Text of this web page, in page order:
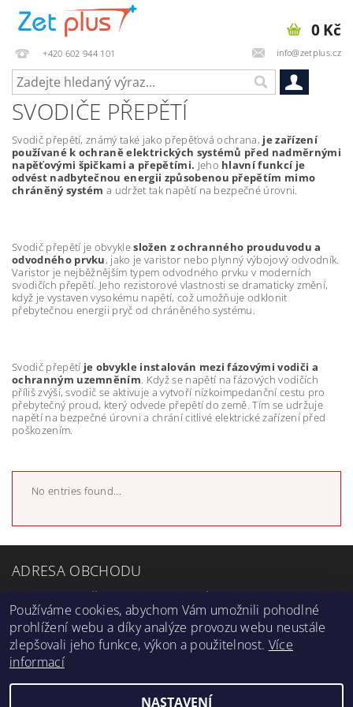
+420 602 944 101 info@zetplus.cz
0 Kč
SVODIČE PŘEPĚTÍ
Svodič přepětí, známý také jako přepěťová ochrana, je zařízení
používané k ochraně elektrických systémů před nadměrnými
napěťovými špičkami a přepětími. Jeho hlavní funkcí je
odvést nadbytečnou energii způsobenou přepětím mimo
chráněný systém a udržet tak napětí na bezpečné úrovni.
Svodič přepětí je obvyklesložen z ochranného prouduvodu a
odvodného prvku, jako je varistor nebo plynný výbojový odvodník.
Varistor je nejběžnějším typem odvodného prvku v moderních
svodičích přepětí. Jeho rezistorové vlastnosti se dramaticky změní,
když je vystaven vysokému napětí, což umožňuje odklonit
přebytečnou energii pryč od chráněného systému.
Svodič přepětí je obvykle instalován mezi fázovými vodiči a
ochranným uzemněním. Když se napětí na fázových vodičích
příliš zvýší, svodič se aktivuje a vytvoří nízkoimpedanční cestu pro
přebytečný proud, který odvede přepětí do země. Tím se udržuje
napětí na bezpečné úrovni a chrání citlivé elektrické zařízení před
poškozením.
No entries found...
ADRESA OBCHODU
Petra Bezruče 13, 182 00 Praha 8
OTEVÍRACÍ DOBA
Po-Čt: 7:00-16:00
Pá: 7:00-14:30
Používáme cookies, abychom Vám umožnili pohodlné
prohlížení webu a díky analýze provozu webu neustále
zlepšovali jeho funkce, výkon a použitelnost. Více
informací
NASTAVENÍ